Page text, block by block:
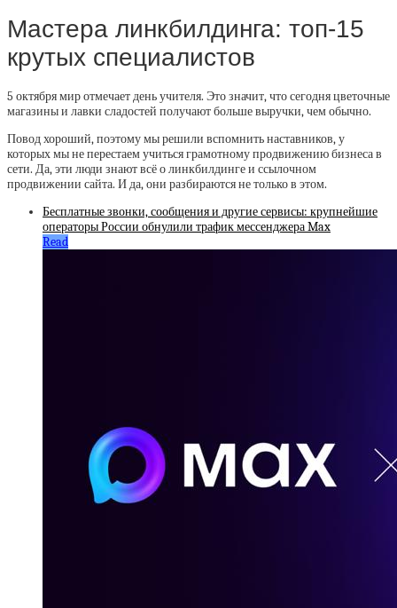
Мастера линкбилдинга: топ-15
крутых специалистов
5 октября мир отмечает день учителя. Это значит, что сегодня цветочные
магазины и лавки сладостей получают больше выручки, чем обычно.
Повод хороший, поэтому мы решили вспомнить наставников, у
которых мы не перестаем учиться грамотному продвижению бизнеса в
сети. Да, эти люди знают всё о линкбилдинге и ссылочном
продвижении сайта. И да, они разбираются не только в этом.
Бесплатные звонки, сообщения и другие сервисы: крупнейшие
операторы России обнулили трафик мессенджера Max
Read